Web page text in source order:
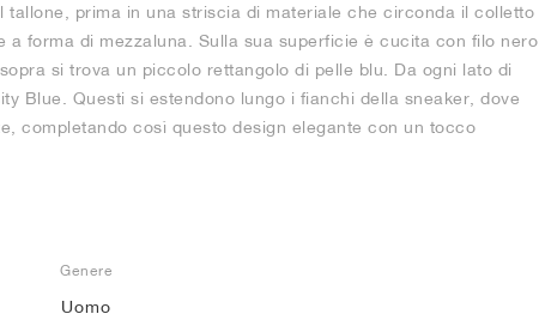
tallone, prima in una striscia di materiale che circonda il colletto
forma di mezzaluna. Sulla sua superficie è cucita con filo nero
si trova un piccolo rettangolo di pelle blu. Da ogni lato di
Blue. Questi si estendono lungo i fianchi della sneaker, dove
completando così questo design elegante con un tocco
Genere
Uomo